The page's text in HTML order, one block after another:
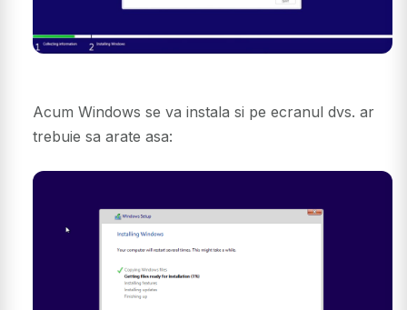
Acum Windows se va instala si pe ecranul dvs. ar
trebuie sa arate asa: